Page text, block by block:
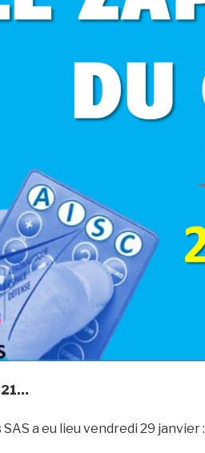
SAS a eu lieu vendredi 29 janvier :